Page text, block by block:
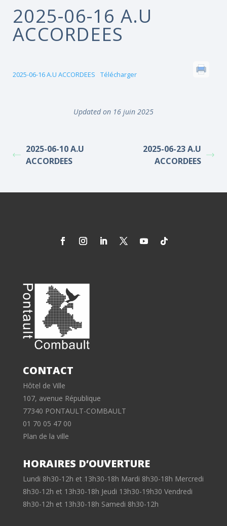
2025-06-16 A.U
ACCORDEES
2025-06-16 A.U ACCORDEES Télécharger
Updated on 16 juin 2025
2025-06-10 A.U
ACCORDEES
2025-06-23 A.U
ACCORDEES
CONTACT
Hôtel de Ville
107, avenue République
77340 PONTAULT-COMBAULT
01 70 05 47 00
Plan de la ville
HORAIRES D’OUVERTURE
Lundi 8h30-12h et 13h30-18h Mardi 8h30-18h Mercredi
8h30-12h et 13h30-18h Jeudi 13h30-19h30 Vendredi
8h30-12h et 13h30-18h Samedi 8h30-12h